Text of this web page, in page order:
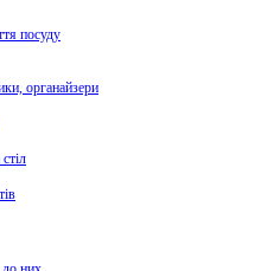
посуду
органайзери